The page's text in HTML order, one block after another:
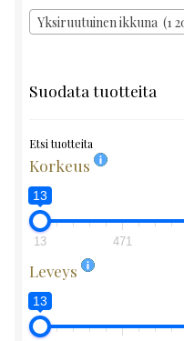
Yksiruutuinen ikkuna (1
Suodata tuotteita
Etsi tuotteita
Korkeus
13
13 471
Leveys
13